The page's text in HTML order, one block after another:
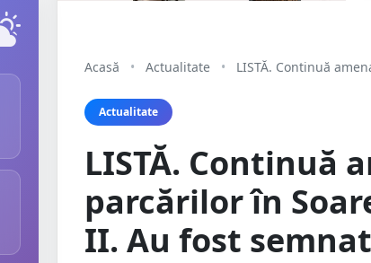
Acasă • Actualitate • LISTĂ. Continuă
Actualitate
LISTĂ. Continuă
parcărilor în
II. Au fost